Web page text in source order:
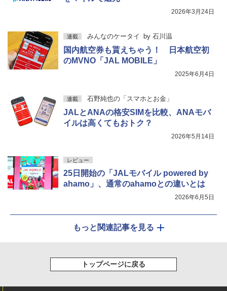
2026年3月24日
連載 みんなのケータイ by 石川温
国内航空券も貰えちゃう！ 日本航空初
のMVNO「JAL MOBILE」
2025年6月4日
連載 石野純也の「スマホとお金」
JALとANAの格安SIMを比較、ANAモバ
イルは高くてもおトク？
2026年5月14日
レビュー
25日開始の「JALモバイル powered by
ahamo」、通常のahamoとの違いとは
2026年6月5日
もっと関連記事を見る
トップページに戻る